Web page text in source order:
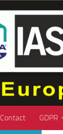
Contact GDPR